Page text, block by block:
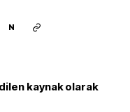
N
kaynak olarak